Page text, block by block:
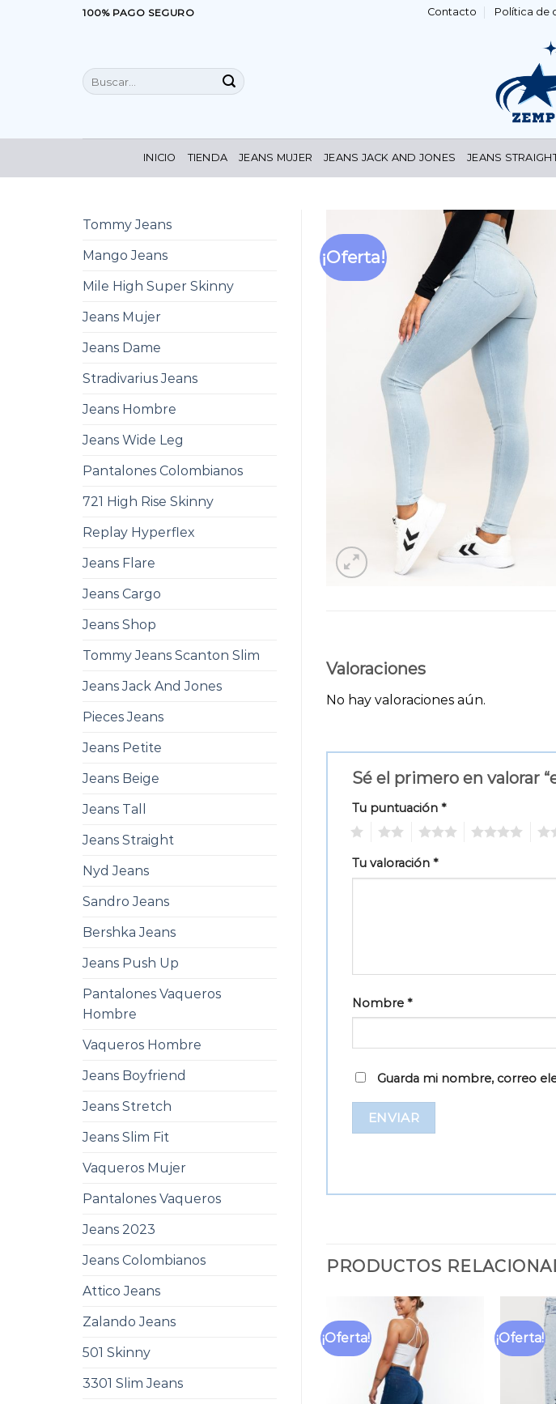
100% PAGO SEGURO Contacto Política de
Buscar
por:
INICIO TIENDA JEANS MUJER JEANS JACK AND JONES JEANS
Tommy Jeans
Mango Jeans
Mile High Super Skinny
Jeans Mujer
Jeans Dame
Stradivarius Jeans
Jeans Hombre
Jeans Wide Leg
Pantalones Colombianos
721 High Rise Skinny
Replay Hyperflex
Jeans Flare
Jeans Cargo
Jeans Shop
Tommy Jeans Scanton Slim
Jeans Jack And Jones
Pieces Jeans
Jeans Petite
Jeans Beige
Jeans Tall
Jeans Straight
Nyd Jeans
Sandro Jeans
Bershka Jeans
Jeans Push Up
Pantalones Vaqueros
Hombre
Vaqueros Hombre
Jeans Boyfriend
Jeans Stretch
Jeans Slim Fit
Vaqueros Mujer
Pantalones Vaqueros
Jeans 2023
Jeans Colombianos
Attico Jeans
Zalando Jeans
501 Skinny
3301 Slim Jeans
¡Oferta!
Valoraciones
No hay valoraciones aún.
Sé el primero en valorar
Tu puntuación *
Tu valoración *
Nombre *
Guarda mi nombre, correo
PRODUCTOS
¡Oferta! ¡Oferta!